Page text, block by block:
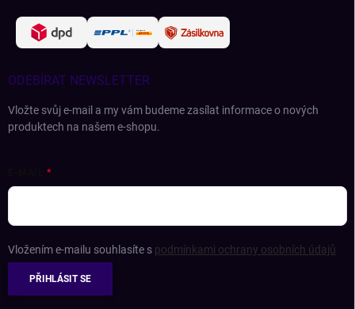
ODEBÍRAT NEWSLETTER
Vložte svůj e-mail a my vám budeme zasílat informace o nových
produktech na našem e-shopu.
Vložením e-mailu souhlasíte s podmínkami ochrany osobních údajů
PŘIHLÁSIT SE